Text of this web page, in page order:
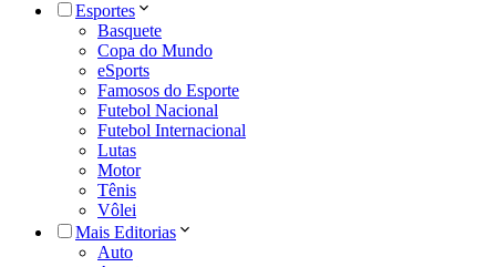
Esportes
Basquete
Copa do Mundo
eSports
Famosos do Esporte
Futebol Nacional
Futebol Internacional
Lutas
Motor
Tênis
Vôlei
Mais Editorias
Auto